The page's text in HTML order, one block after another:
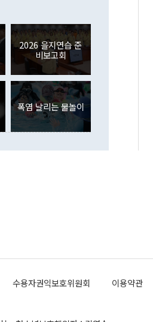
럼(EEF)'을 언급하
데 대해서도 조 장관
가 나가지 않았다"고
부 내 조율을 거치지
국호 사용, 9·19 군
사안이 아니어서 월
업무보고를 듣고 난
고 재차 확인했다. 정
안전보장회의(NSC)
가깝다"며 "안보 관
겠다고 업무보고를
'고 주장한 것은 심각
이 없기 때문이다. 지
합의는 핵시설 동결
한의 비핵화 조치와
접투자에서는 내국
가 46억3000만달러
도세가 이어졌다. 외
316억1000만달러
순매도 기록을 다시
자금 유입에도
만달러를 기록했
6000만달러 증가했
2026 을지연습 준
비보고회
폭염 날리는 물놀이
수용자권익보호위원회 이용약관